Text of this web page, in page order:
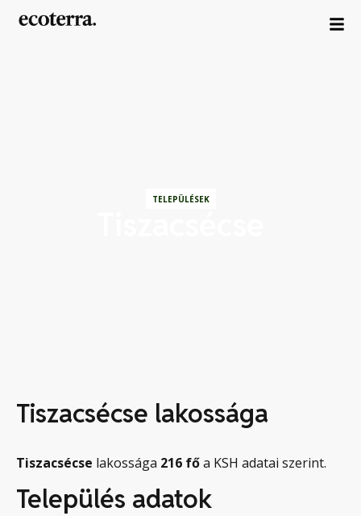
TELEPÜLÉSEK
Tiszacsécse lakossága
Tiszacsécse lakossága 216 főa KSH adatai szerint.
Település adatok